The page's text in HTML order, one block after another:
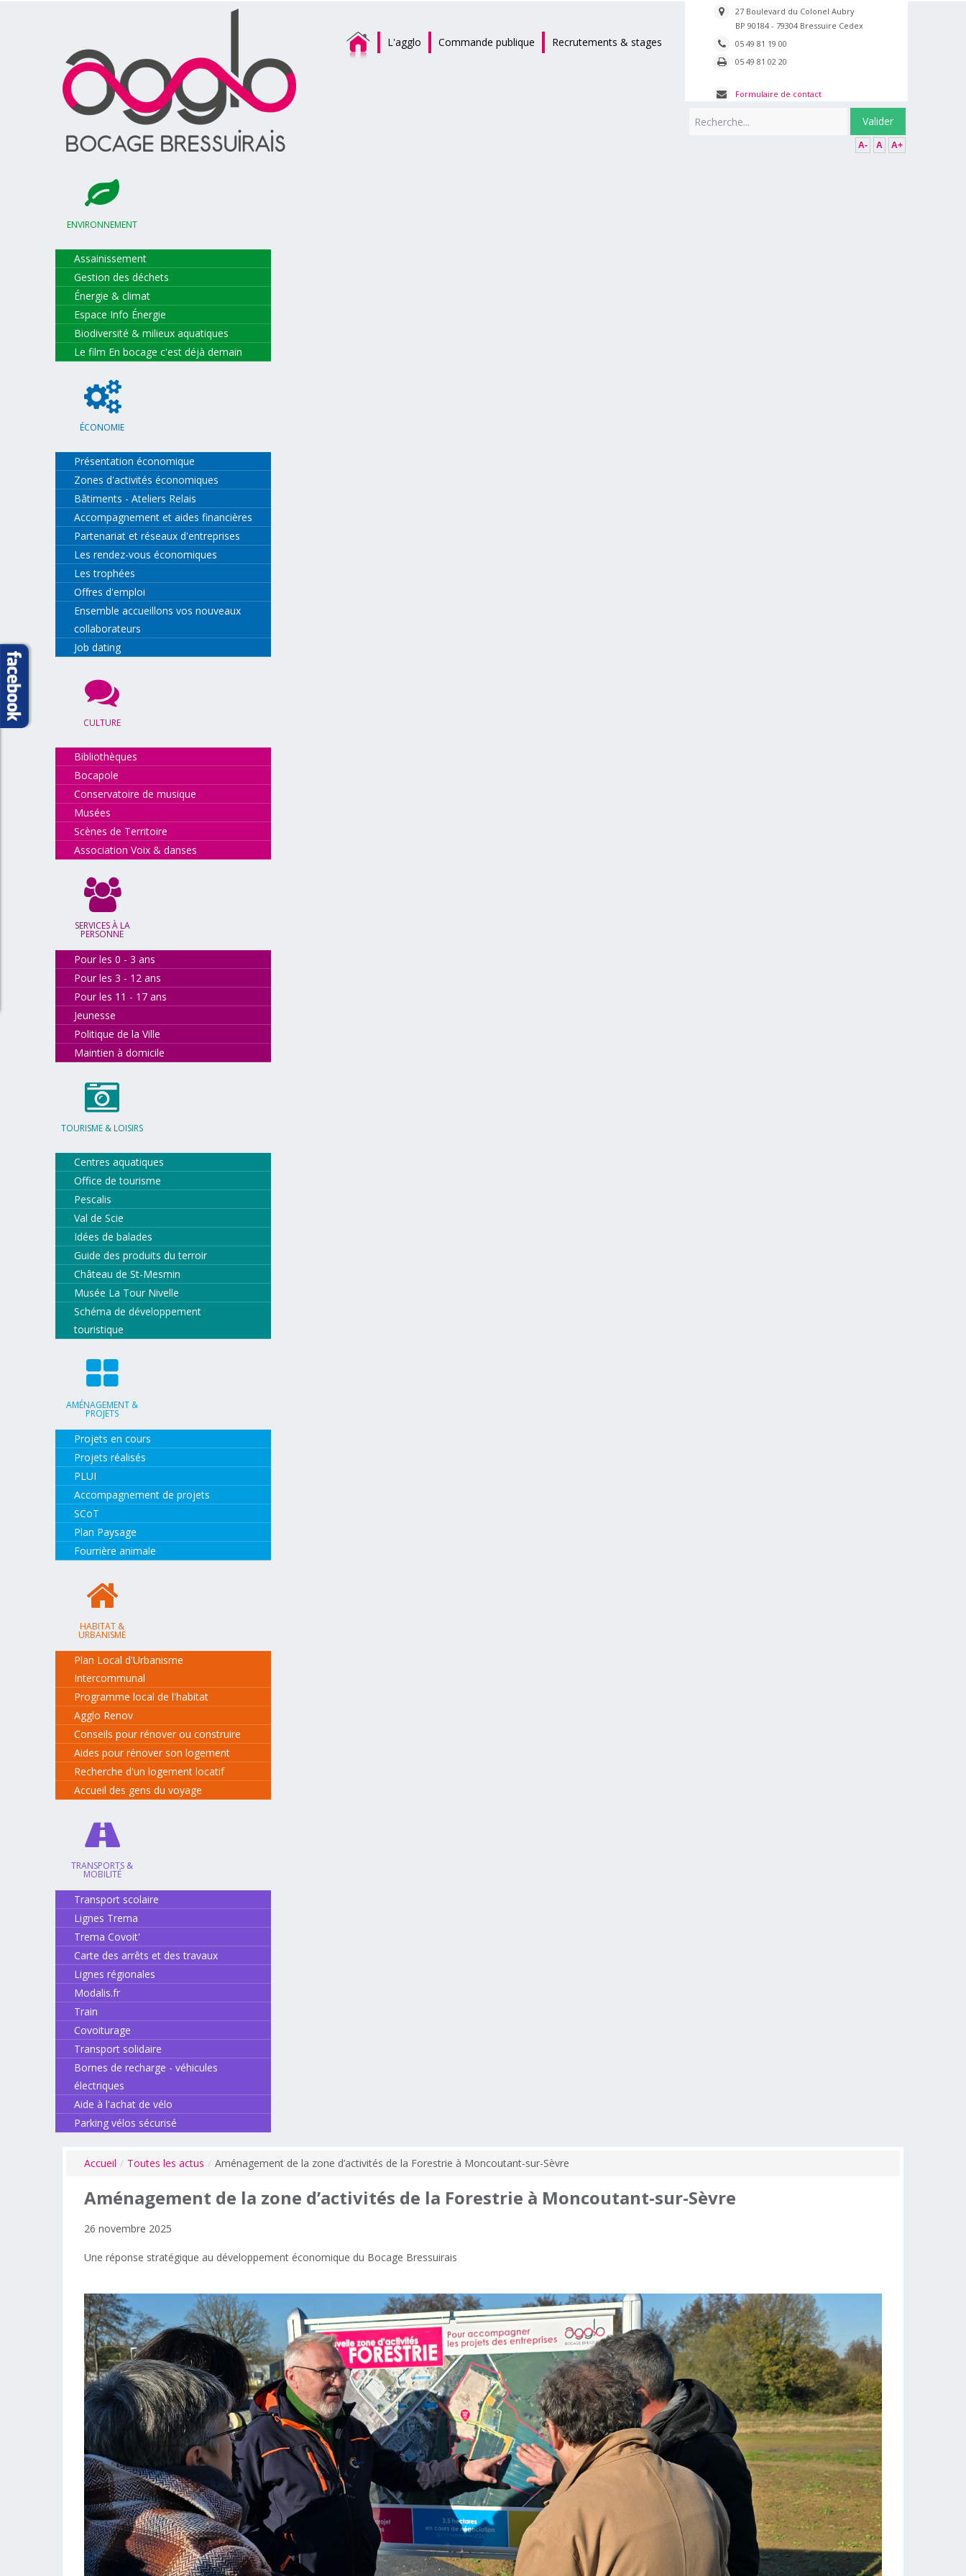
A- A A+
Valider
27 Boulevard du Colonel Aubry
BP 90184 - 79304 Bressuire Cedex
05 49 81 19 00
05 49 81 02 20
Formulaire de contact
L'agglo Commande publique Recrutements & stages
ENVIRONNEMENT
Assainissement
Gestion des déchets
Énergie & climat
Espace Info Énergie
Biodiversité & milieux aquatiques
Le film En bocage c'est déjà demain
ÉCONOMIE
Présentation économique
Zones d'activités économiques
Bâtiments - Ateliers Relais
Accompagnement et aides financières
Partenariat et réseaux d'entreprises
Les rendez-vous économiques
Les trophées
Offres d'emploi
Ensemble accueillons vos nouveaux
collaborateurs
Job dating
CULTURE
Bibliothèques
Bocapole
Conservatoire de musique
Musées
Scènes de Territoire
Association Voix & danses
SERVICES À LA
PERSONNE
Pour les 0 - 3 ans
Pour les 3 - 12 ans
Pour les 11 - 17 ans
Jeunesse
Politique de la Ville
Maintien à domicile
TOURISME & LOISIRS
Centres aquatiques
Office de tourisme
Pescalis
Val de Scie
Idées de balades
Guide des produits du terroir
Château de St-Mesmin
Musée La Tour Nivelle
Schéma de développement
touristique
AMÉNAGEMENT &
PROJETS
Projets en cours
Projets réalisés
PLUI
Accompagnement de projets
SCoT
Plan Paysage
Fourrière animale
HABITAT &
URBANISME
Plan Local d'Urbanisme
Intercommunal
Programme local de l'habitat
Agglo Renov
Conseils pour rénover ou construire
Aides pour rénover son logement
Recherche d'un logement locatif
Accueil des gens du voyage
TRANSPORTS &
MOBILITÉ
Transport scolaire
Lignes Trema
Trema Covoit'
Carte des arrêts et des travaux
Lignes régionales
Modalis.fr
Train
Covoiturage
Transport solidaire
Bornes de recharge - véhicules
électriques
Aide à l'achat de vélo
Parking vélos sécurisé
Accueil / Toutes les actus / Aménagement de la zone d’activités de la Forestrie à Moncoutant-sur-Sèvre
Aménagement de la zone d’activités de la Forestrie à Moncoutant-sur-Sèvre
26 novembre 2025
Une réponse stratégique au développement économique du Bocage Bressuirais